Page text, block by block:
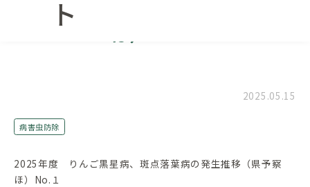
点落葉病の発生推移（県予察
2025.05.15
病害虫防除
2025年度 りんご黒星病、斑点落葉病の発生推移（県予察
ほ）No.１